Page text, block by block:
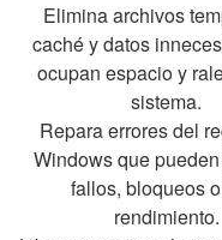
Elimina archivos
caché y datos
ocupan espacio y
sistema.
Repara errores del
Windows que
fallos, bloqueos
rendimiento.